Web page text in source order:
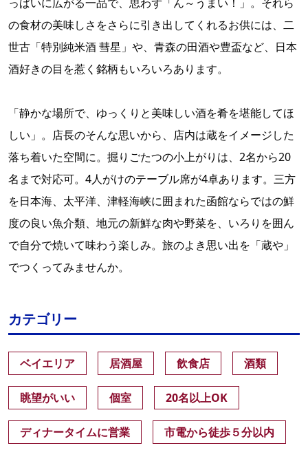
の食材の美味しさをさらに引き出してくれるお供には、二
世古「特別純米酒 彗星」や、青森の田酒や豊盃など、日本
酒好きの目を惹く銘柄もいろいろあります。
「静かな場所で、ゆっくりと美味しい酒を肴を堪能してほ
しい」。店長のそんな思いから、店内は蔵をイメージした
落ち着いた空間に。掘りごたつの小上がりは、2名から20
名まで対応可。4人がけのテーブル席が4卓あります。三方
を日本海、太平洋、津軽海峡に囲まれた函館ならではの鮮
度の良い魚介類、地元の新鮮な肉や野菜を、いろりを囲ん
で自分で焼いて味わう楽しみ。旅のよき思い出を「蔵や」
でつくってみませんか。
カテゴリー
ベイエリア 居酒屋 飲食店 酒類
眺望がいい 個室 20名以上OK
ディナータイムに営業 市電から徒歩５分以内